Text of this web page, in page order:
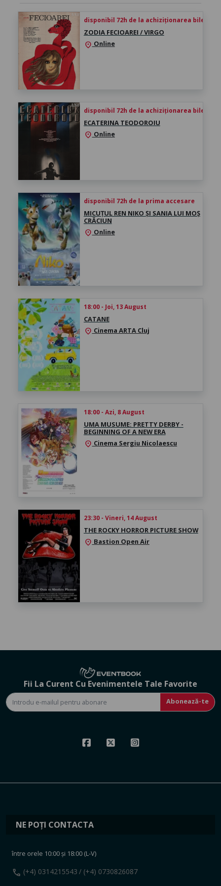
disponibil 72h de la achiziționarea biletului
ZODIA FECIOAREI / VIRGO
location_on Online
disponibil 72h de la achiziționarea biletului
ECATERINA TEODOROIU
location_on Online
disponibil 72h de la prima accesare
MICUȚUL REN NIKO ȘI SANIA LUI MOȘ
CRĂCIUN
location_on Online
18:00 - Joi, 13 August
CATANE
location_on Cinema ARTA Cluj
18:00 - Azi, 8 August
UMA MUSUME: PRETTY DERBY -
BEGINNING OF A NEW ERA
location_on Cinema Sergiu Nicolaescu
23:30 - Vineri, 14 August
THE ROCKY HORROR PICTURE SHOW
location_on Bastion Open Air
Fii La Curent Cu Evenimentele Tale Favorite
Abonează-te
NE POȚI CONTACTA
între orele 10:00 și 18:00 (L-V)
call (+4) 0314215543 / (+4) 0730826087